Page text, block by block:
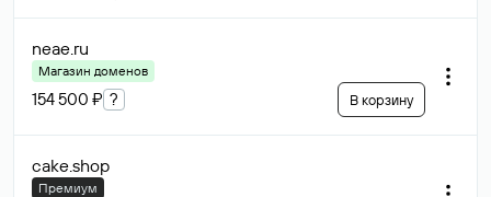
neae.ru
Магазин доменов
154 500 ₽ ? В корзину
cake.shop
Премиум